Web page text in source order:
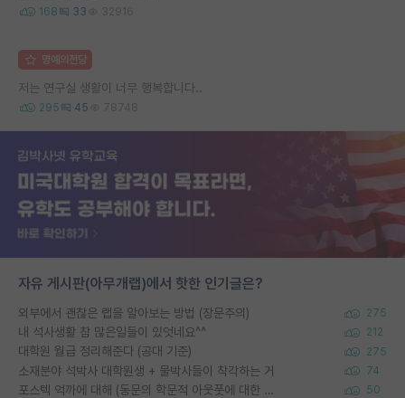
168 33 32916
명예의전당
저는 연구실 생활이 너무 행복합니다..
295 45 78748
자유 게시판(아무개랩)에서 핫한 인기글은?
외부에서 괜찮은 랩을 알아보는 방법 (장문주의) 275
내 석사생활 참 많은일들이 있엇네요^^ 212
대학원 월급 정리해준다 (공대 기준) 275
소재분야 석박사 대학원생 + 물박사들이 착각하는 거 74
포스텍 억까에 대해 (동문의 학문적 아웃풋에 대한 반박) 50